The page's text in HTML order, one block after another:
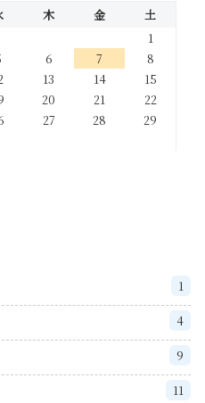
木 金
土
1
6 7
8
13 14
15
20 21
22
27 28
29
1
4
9
11